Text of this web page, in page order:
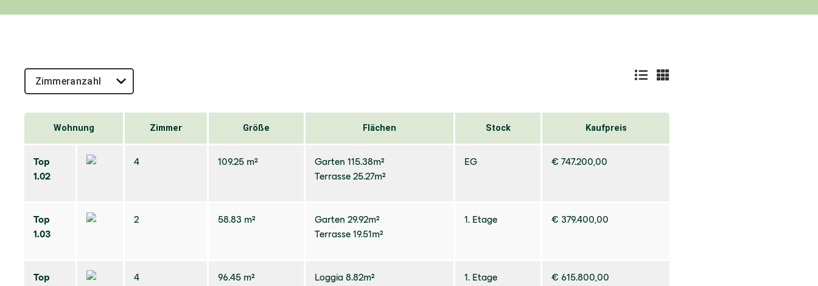
Wohnung Zimmer Größe Flächen Stock Kaufpreis
Top
1.02
4 109.25 m²
Garten 115.38m²
Terrasse 25.27m²
EG € 747.200,00
Top
1.03
2 58.83 m²
Garten 29.92m²
Terrasse 19.51m²
1. Etage € 379.400,00
Top
4 96.45 m² Loggia 8.82m² 1. Etage € 615.800,00